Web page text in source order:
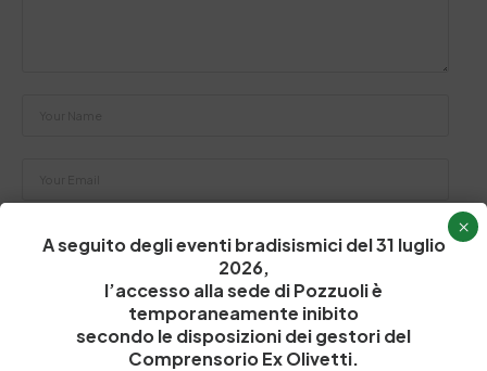
prossima volta che commento.
Post Comment
A seguito degli eventi bradisismici del 31 luglio
2026,
l’accesso alla sede di Pozzuoli è
temporaneamente inibito
secondo le disposizioni dei gestori del
Comprensorio Ex Olivetti.
×